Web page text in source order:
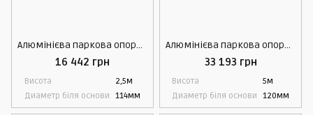
Алюмінієва паркова опора Rosa SAL-2,5/B60
16 442 грн
Висота
2,5м
Диаметр біля основи 114мм
Алюмінієва паркова опора Rosa SAL DL-6
33 193 грн
Висота
5м
Диаметр біля основи 120мм